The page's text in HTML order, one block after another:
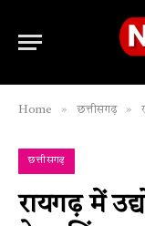
Home » छत्तीसगढ़ »
छत्तीसगढ़
रायगढ़ में